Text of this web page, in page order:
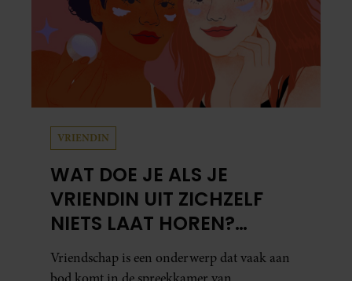
VRIENDIN
WAT DOE JE ALS JE
VRIENDIN UIT ZICHZELF
NIETS LAAT HOREN?
PSYCHOTHERAPEUT
MARTINE GEEFT ADVIES.
Vriendschap is een onderwerp dat vaak aan